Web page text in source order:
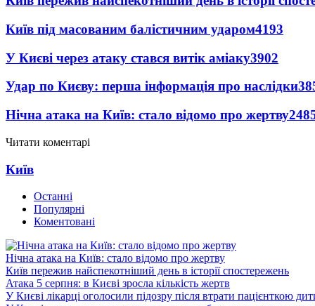
Київ під масованим балістичним ударом4193
У Києві через атаку стався витік аміаку3902
Удар по Києву: перша інформація про наслідки
Нічна атака на Київ: стало відомо про жертву
Читати коментарі
Київ
Останні
Популярні
Коментовані
Нічна атака на Київ: стало відомо про жертву
Київ пережив найспекотніший день в історії спостережень
Атака 5 серпня: в Києві зросла кількість жертв
У Києві лікарці оголосили підозру після втрати пацієнткою